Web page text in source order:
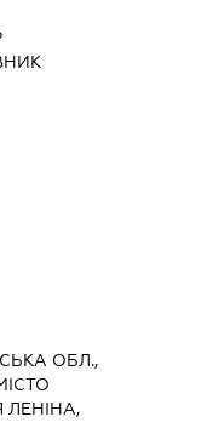
ОБЛ.,
ЛЕНІНА,